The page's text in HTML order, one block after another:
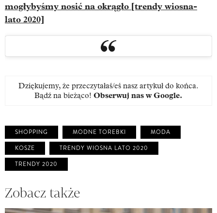
mogłybyśmy nosić na okrągło [trendy wiosna-
lato 2020]
Dziękujemy, że przeczytałaś/eś nasz artykuł do końca.
Bądź na bieżąco! Obserwuj nas w Google.
SHOPPING MODNE TOREBKI
MODA
KOSZE
TRENDY WIOSNA LATO 2020
TRENDY 2020
Zobacz także